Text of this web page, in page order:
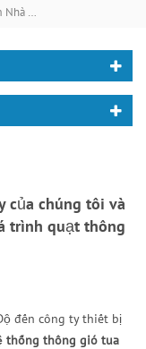
Đối Tác Từ Ấn Độ Đến Thăm Nhà Máy Của Chúng Tôi Và Không Có Mái Nhà Công Nghiệp Quá Trình Quạt Thông Gió Quá Trình Sản Xuất
của chúng tôi và
trình quạt thông
đến công ty thiết bị
thống thông gió tua